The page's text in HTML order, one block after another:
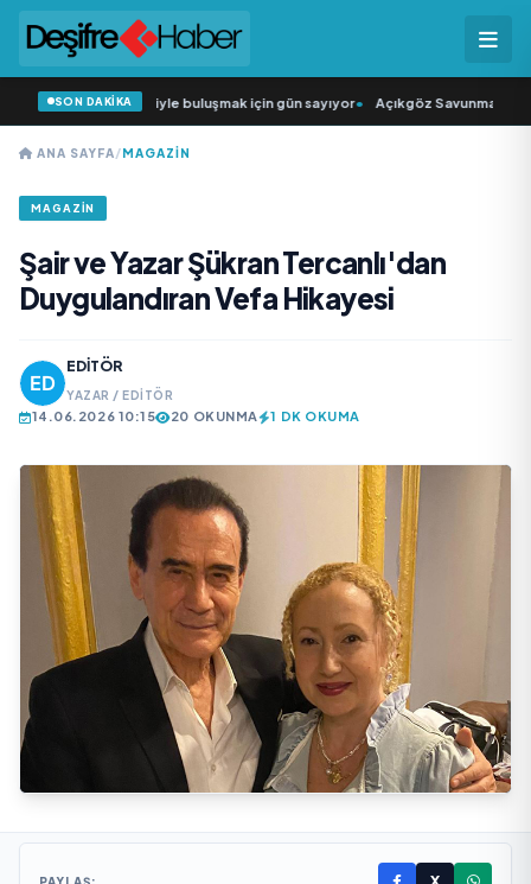
SON DAKİKA
Şarkıcısı” seyircisiyle buluşmak için gün sayıyor• Açıkgöz Savunma
ANA SAYFA/MAGAZIN
MAGAZIN
Şair ve Yazar Şükran Tercanlı'dan
Duygulandıran Vefa Hikayesi
EDITÖR
YAZAR / EDITÖR
14.06.2026 10:15 20 OKUNMA 1 DK OKUMA
PAYLAŞ: